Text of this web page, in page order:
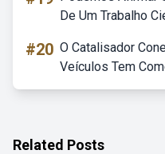
De Um Trabalho
#20 O Catalisador
Veículos Tem
Related Posts